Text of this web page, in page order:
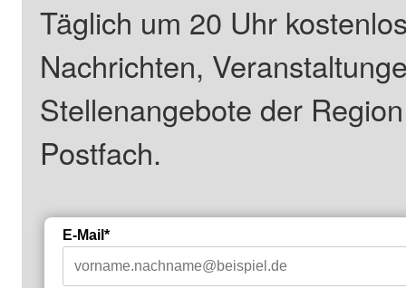
Täglich um 20 Uhr
Nachrichten,
Stellenangebote der
Postfach.
E-Mail*